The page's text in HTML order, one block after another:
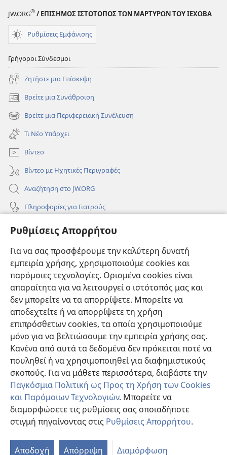
Ρυθμίσεις Απορρήτου
Για να σας προσφέρουμε την καλύτερη δυνατή
εμπειρία χρήσης, χρησιμοποιούμε cookies και
παρόμοιες τεχνολογίες. Ορισμένα cookies είναι
απαραίτητα για να λειτουργεί ο ιστότοπός μας και
δεν μπορείτε να τα απορρίψετε. Μπορείτε να
αποδεχτείτε ή να απορρίψετε τη χρήση
επιπρόσθετων cookies, τα οποία χρησιμοποιούμε
μόνο για να βελτιώσουμε την εμπειρία χρήσης σας.
Κανένα από αυτά τα δεδομένα δεν πρόκειται ποτέ να
πουληθεί ή να χρησιμοποιηθεί για διαφημιστικούς
σκοπούς. Για να μάθετε περισσότερα, διαβάστε την
Παγκόσμια Πολιτική ως Προς τη Χρήση των Cookies
και Παρόμοιων Τεχνολογιών. Μπορείτε να
διαμορφώσετε τις ρυθμίσεις σας οποιαδήποτε
στιγμή πηγαίνοντας στις Ρυθμίσεις Απορρήτου.
Αποδοχή Απόρριψη Διαμόρφωση
JW.ORG® / ΕΠΙΣΗΜΟΣ ΙΣΤΟΤΟΠΟΣ ΤΩΝ ΜΑΡΤΥΡΩΝ ΤΟΥ ΙΕΧΩΒΑ
Ρυθμίσεις Εμφάνισης
Γρήγοροι Σύνδεσμοι
Ζητήστε μια Επίσκεψη
Βρείτε μια Συνάθροιση
(ανοίγει
νέο
παράθυρο)
Βρείτε μια Περιφερειακή Συνέλευση
(ανοίγει
νέο
παράθυρο)
Τι Νέο Υπάρχει
Βίντεο
Βίντεο με Ηχητικές Περιγραφές
Αναζήτηση στο JW.ORG
Πληροφορίες για Γιατρούς
Πληροφορίες για Επίσημους Φορείς και ΜΜΕ
Συνεισφορές
(ανοίγει
παράθυρο)ΔΙΑΔΙΚΤΥΑΚΗ ΒΙΒΛΙΟΘΗΚΗ της Σκοπιάς™
(ανοίγει
νέο
παράθυρο)
JW Hub
(ανοίγει
νέο
παράθυρο)JW Library®
Βιβλιοθήκη της Σκοπιάς
Copyright © 2026 Watch Tower Bible and Tract Society of Pennsylvania.
ΟΡΟΙ ΧΡΗΣΗΣ |ΠΟΛΙΤΙΚΗ ΑΠΟΡΡΗΤΟΥ |ΡΥΘΜΙΣΕΙΣ ΑΠΟΡΡΗΤΟΥ